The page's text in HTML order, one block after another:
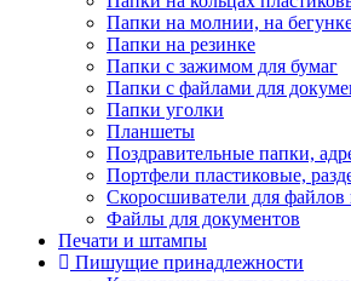
Папки на молнии, на
Папки на резинке
Папки с зажимом для бумаг
Папки с файлами для
Папки уголки
Планшеты
Поздравительные папки,
Портфели пластиковые,
Скоросшиватели для файлов
Файлы для документов
Печати и штампы
Пишущие принадлежности